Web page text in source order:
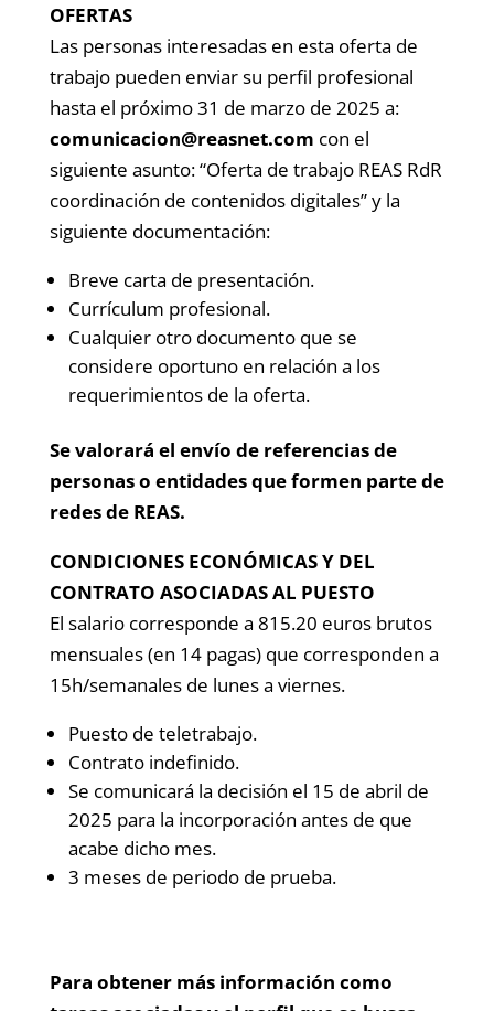
OFERTAS
Las personas interesadas en esta oferta de
trabajo pueden enviar su perfil profesional
hasta el próximo 31 de marzo de 2025 a:
comunicacion@reasnet.com con el
siguiente asunto: “Oferta de trabajo REAS RdR
coordinación de contenidos digitales” y la
siguiente documentación:
Breve carta de presentación.
Currículum profesional.
Cualquier otro documento que se
considere oportuno en relación a los
requerimientos de la oferta.
Se valorará el envío de referencias de
personas o entidades que formen parte de
redes de REAS.
CONDICIONES ECONÓMICAS Y DEL
CONTRATO ASOCIADAS AL PUESTO
El salario corresponde a 815.20 euros brutos
mensuales (en 14 pagas) que corresponden a
15h/semanales de lunes a viernes.
Puesto de teletrabajo.
Contrato indefinido.
Se comunicará la decisión el 15 de abril de
2025 para la incorporación antes de que
acabe dicho mes.
3 meses de periodo de prueba.
Para obtener más información como